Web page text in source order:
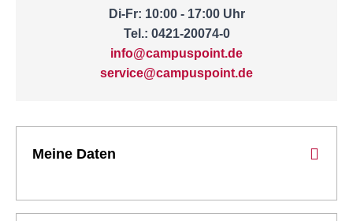
Di-Fr: 10:00 - 17:00 Uhr
Tel.: 0421-20074-0
info@campuspoint.de
service@campuspoint.de
Meine Daten